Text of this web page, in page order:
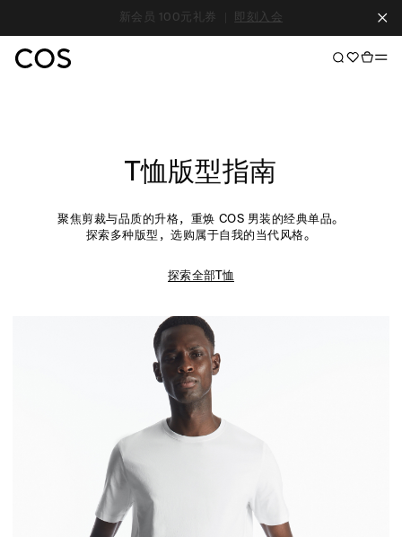
全场免运费 | 女士新品 男士新品
T恤版型指南
聚焦剪裁与品质的升格，重焕 COS 男装的经典单品。
探索多种版型，选购属于自我的当代风格。
探索全部T恤